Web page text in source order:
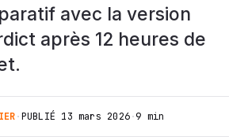
avec la version
après 12 heures de
·PUBLIÉ 13 mars 2026·9 min